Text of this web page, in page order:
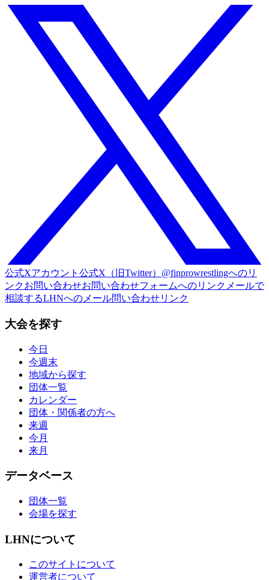
公式Xアカウント 公式X（旧Twitter）@finprowrestlingへのリ
ンクお問い合わせお問い合わせフォームへのリンク メールで
相談するLHNへのメール問い合わせリンク
大会を探す
今日
今週末
地域から探す
団体一覧
カレンダー
団体・関係者の方へ
来週
今月
来月
データベース
団体一覧
会場を探す
LHNについて
このサイトについて
運営者について